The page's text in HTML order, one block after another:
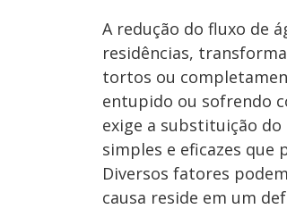
A redução do fluxo de
residências,
tortos ou
entupido ou sofrendo
exige a substituição
simples e eficazes que
Diversos fatores
causa reside em um